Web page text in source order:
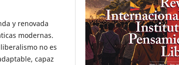
y renovada
modernas.
no es
capaz